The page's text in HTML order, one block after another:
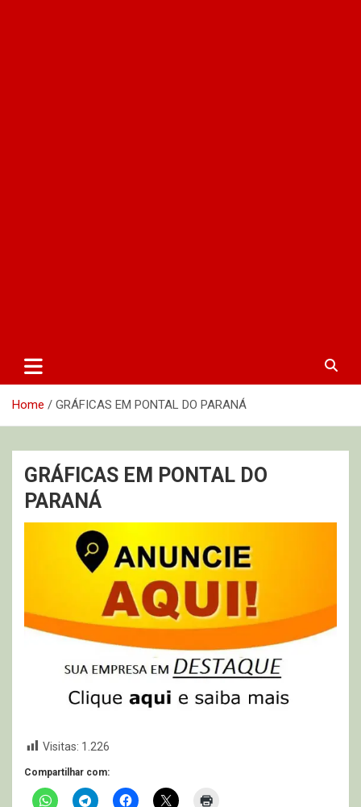
Home GRÁFICAS EM PONTAL DO PARANÁ
GRÁFICAS EM PONTAL DO
PARANÁ
Visitas: 1.226
Compartilhar com: